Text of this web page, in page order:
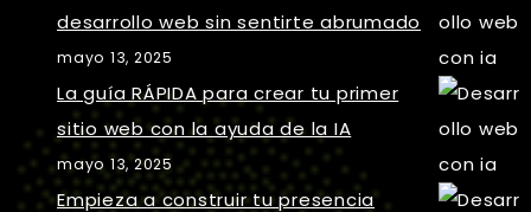
desarrollo web sin sentirte abrumado
mayo 13, 2025
La guía RÁPIDA para crear tu primer
sitio web con la ayuda de la IA
mayo 13, 2025
Empieza a construir tu presencia